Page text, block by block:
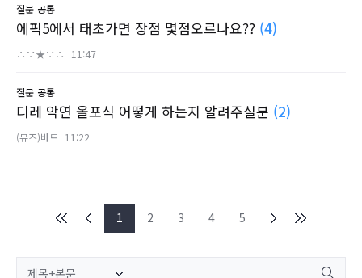
질문 공통
에픽5에서 태초가면 장점 몇점오르나요?? (4)
∴∵★∵∴ 11:47
질문 공통
디레 악연 올포식 어떻게 하는지 알려주실분 (2)
(뮤즈)바드 11:22
1 2 3 4 5
제목+본문